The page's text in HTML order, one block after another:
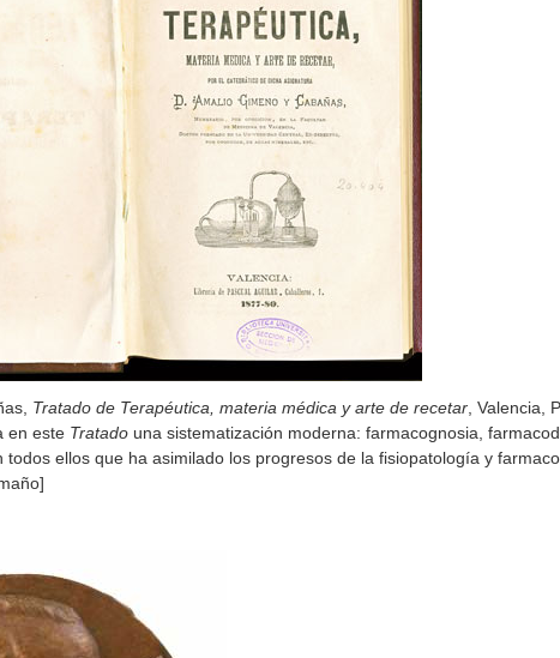
Tratado de Terapéutica, materia médica y arte de recetar , Valencia,
en este Tratado una sistematización moderna: farmacognosia,
todos ellos que ha asimilado los progresos de la fisiopatología y